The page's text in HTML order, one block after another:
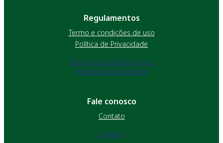
Regulamentos
Termo e condições de uso
Política de Privacidade
Termo e condições de uso
Política de Privacidade
Fale conosco
Contato
Contato